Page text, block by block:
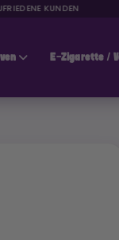
KUNDEN 🌿
E-Zigarette /